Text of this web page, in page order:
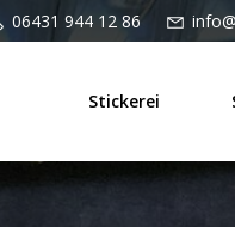
06431 944 12 86
Stickerei